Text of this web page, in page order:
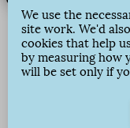
We use the
site work. We'd
cookies that help
by measuring how
will be set only if